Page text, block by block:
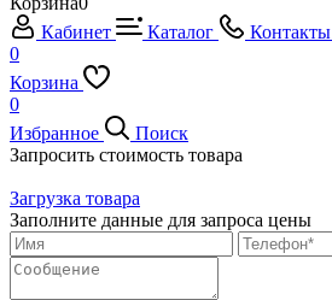
Кабинет
Каталог
Контакты
0
Корзина
0
Избранное
Поиск
Запросить стоимость товара
Загрузка товара
Заполните данные для запроса цены